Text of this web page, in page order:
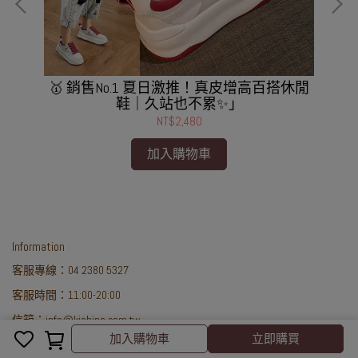
完成
加入購物車 立即購買
🥇 銷售No.1 夏日激推！真皮增高百搭休閒
鞋｜久站也不累✨」
NT$2,480
加入購物車
Information
客服專線：04 2380 5327
客服時間：11:00-20:00
信箱：info@kjshine.com.tw